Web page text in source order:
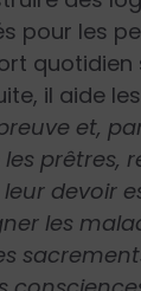
pour les
quotidien
il aide
et,
prêtres,
devoir
les